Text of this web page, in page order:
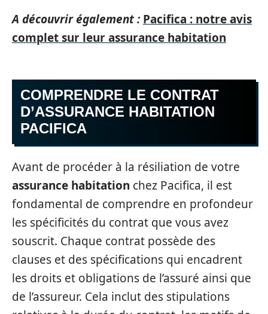
A découvrir également : Pacifica : notre avis
complet sur leur assurance habitation
COMPRENDRE LE CONTRAT
D’ASSURANCE HABITATION
PACIFICA
Avant de procéder à la résiliation de votre
assurance habitation chez Pacifica, il est
fondamental de comprendre en profondeur
les spécificités du contrat que vous avez
souscrit. Chaque contrat possède des
clauses et des spécifications qui encadrent
les droits et obligations de l’assuré ainsi que
de l’assureur. Cela inclut des stipulations